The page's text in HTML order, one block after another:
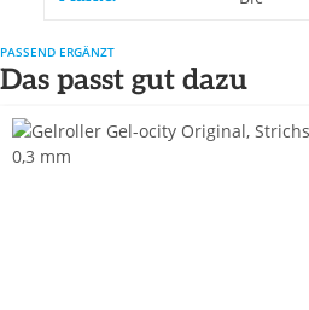
PASSEND ERGÄNZT
Das passt gut dazu